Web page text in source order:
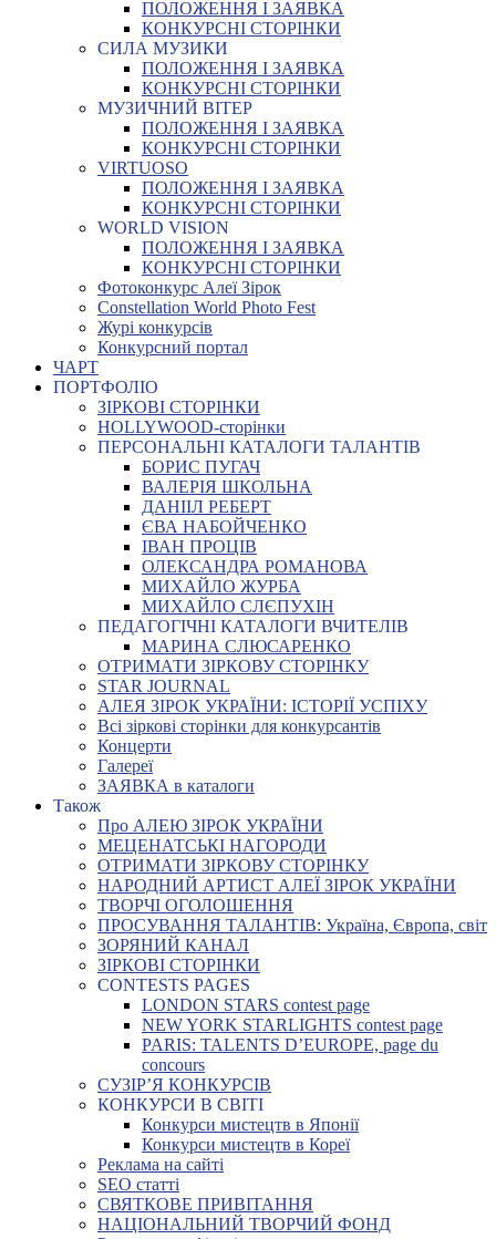
ПОЛОЖЕННЯ І ЗАЯВКА
КОНКУРСНІ СТОРІНКИ
СИЛА МУЗИКИ
ПОЛОЖЕННЯ І ЗАЯВКА
КОНКУРСНІ СТОРІНКИ
МУЗИЧНИЙ ВІТЕР
ПОЛОЖЕННЯ І ЗАЯВКА
КОНКУРСНІ СТОРІНКИ
VIRTUOSO
ПОЛОЖЕННЯ І ЗАЯВКА
КОНКУРСНІ СТОРІНКИ
WORLD VISION
ПОЛОЖЕННЯ І ЗАЯВКА
КОНКУРСНІ СТОРІНКИ
Фотоконкурс Алеї Зірок
Constellation World Photo Fest
Журі конкурсів
Конкурсний портал
ЧАРТ
ПОРТФОЛІО
ЗІРКОВІ СТОРІНКИ
HOLLYWOOD-сторінки
ПЕРСОНАЛЬНІ КАТАЛОГИ ТАЛАНТІВ
БОРИС ПУГАЧ
ВАЛЕРІЯ ШКОЛЬНА
ДАНІІЛ РЕБЕРТ
ЄВА НАБОЙЧЕНКО
ІВАН ПРОЦІВ
ОЛЕКСАНДРА РОМАНОВА
МИХАЙЛО ЖУРБА
МИХАЙЛО СЛЄПУХІН
ПЕДАГОГІЧНІ КАТАЛОГИ ВЧИТЕЛІВ
МАРИНА СЛЮСАРЕНКО
ОТРИМАТИ ЗІРКОВУ СТОРІНКУ
STAR JOURNAL
АЛЕЯ ЗІРОК УКРАЇНИ: ІСТОРІЇ УСПІХУ
Всі зіркові сторінки для конкурсантів
Концерти
Галереї
ЗАЯВКА в каталоги
Також
Про АЛЕЮ ЗІРОК УКРАЇНИ
МЕЦЕНАТСЬКІ НАГОРОДИ
ОТРИМАТИ ЗІРКОВУ СТОРІНКУ
НАРОДНИЙ АРТИСТ АЛЕЇ ЗІРОК УКРАЇНИ
ТВОРЧІ ОГОЛОШЕННЯ
ПРОСУВАННЯ ТАЛАНТІВ: Україна, Європа, світ
ЗОРЯНИЙ КАНАЛ
ЗІРКОВІ СТОРІНКИ
CONTESTS PAGES
LONDON STARS contest page
NEW YORK STARLIGHTS contest page
PARIS: TALENTS D’EUROPE, page du
concours
СУЗІР’Я КОНКУРСІВ
КОНКУРСИ В СВІТІ
Конкурси мистецтв в Японії
Конкурси мистецтв в Кореї
Реклама на сайті
SEO статті
СВЯТКОВЕ ПРИВІТАННЯ
НАЦІОНАЛЬНИЙ ТВОРЧИЙ ФОНД